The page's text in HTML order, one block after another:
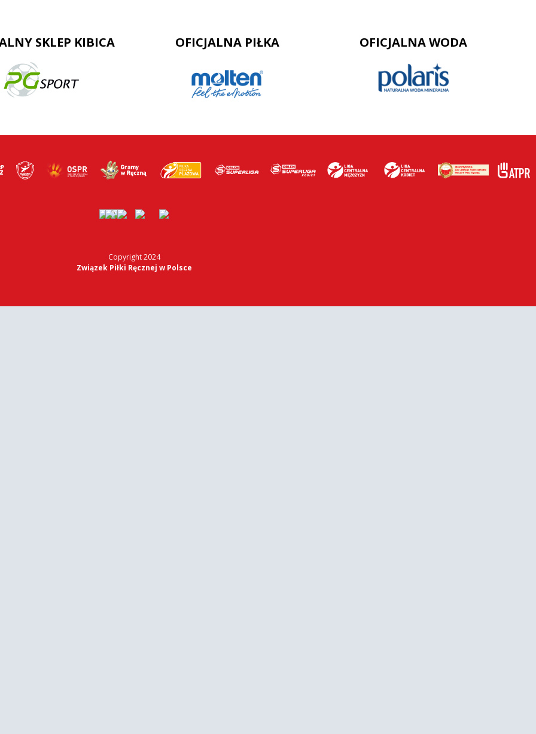
SKLEP KIBICA OFICJALNA PIŁKA OFICJALNA WODA
Copyright 2024
Związek Piłki Ręcznej w Polsce